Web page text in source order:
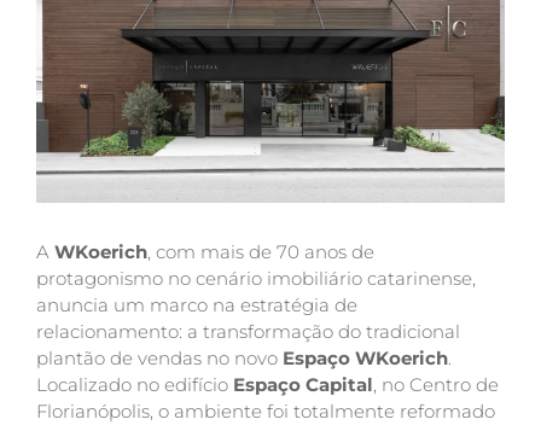
A WKoerich, com mais de 70 anos de
protagonismo no cenário imobiliário catarinense,
anuncia um marco na estratégia de
relacionamento: a transformação do tradicional
plantão de vendas no novo Espaço WKoerich.
Localizado no edifício Espaço Capital, no Centro de
Florianópolis, o ambiente foi totalmente reformado